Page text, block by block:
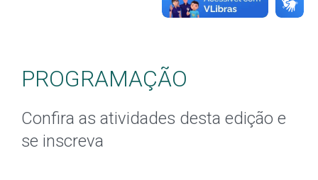
PROGRAMAÇÃO
Confira as atividades desta edição e
se inscreva